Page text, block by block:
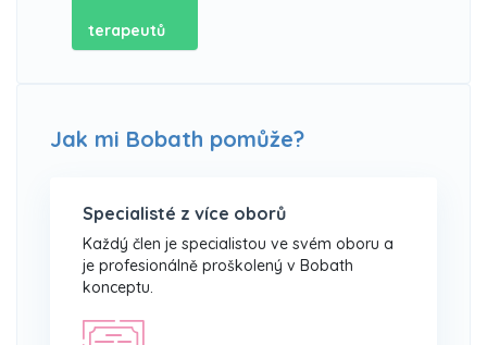
terapeutů
Jak mi Bobath pomůže?
Specialisté z více oborů
Každý člen je specialistou ve svém oboru a
je profesionálně proškolený v Bobath
konceptu.